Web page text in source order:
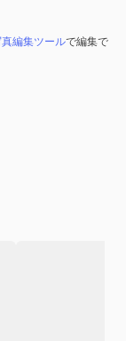
編集ツールで編集で